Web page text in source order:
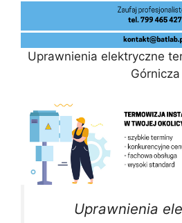
Uprawnienia elektryczne
Górnicza
Uprawnienia